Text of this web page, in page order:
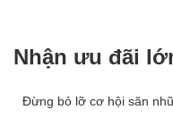
Nhận ưu đãi
Đừng bỏ lỡ cơ hội săn